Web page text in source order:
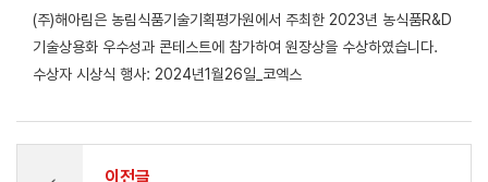
(주)해아림은 농림식품기술기획평가원에서 주최한 2023년 농식품R&D
기술상용화 우수성과 콘테스트에 참가하여 원장상을 수상하였습니다.
수상자 시상식 행사: 2024년1월26일_코엑스
이전글